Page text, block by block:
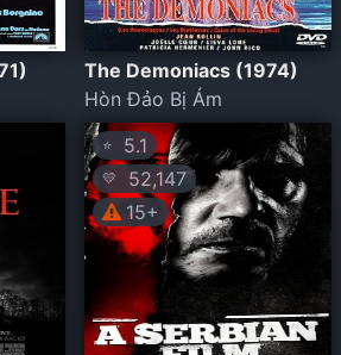
The Demoniacs (1974)
Hòn Đảo Bị Ám
⭐ 5.1
💛
52,147
15+